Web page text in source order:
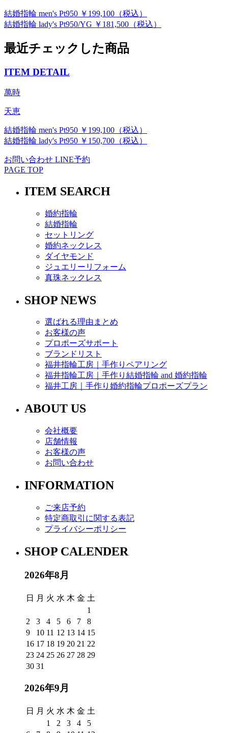
結婚指輪 men's Pt950 ￥199,100（税込）
結婚指輪 lady's Pt950/YG ￥181,500（税込）
最近チェックした商品
ITEM DETAIL
萬時
天恵
結婚指輪 men's Pt950 ￥199,100（税込）
結婚指輪 lady's Pt950 ￥150,700（税込）
お問い合わせ LINE予約
PAGE TOP
ITEM SEARCH
婚約指輪
結婚指輪
セットリング
婚約ネックレス
ダイヤモンド
ジュエリーリフォーム
真珠ネックレス
SHOP NEWS
選ばれる理由まとめ
お客様の声
プロポーズサポート
ブランドリスト
福井指輪工房｜手作りペアリング
福井指輪工房｜手作り結婚指輪 and 婚約指輪
福井工房｜手作り婚約指輪プロポーズプラン
ABOUT US
会社概要
店舗情報
お客様の声
お問い合わせ
INFORMATION
ご来店予約
特定商取引に関する表記
プライバシーポリシー
SHOP CALENDER
2026年8月
日 月 火 水 木 金 土
1
2
3 4 5 6 7
8
9
10 11 12 13 14 15
16 17 18 19 20 21 22
23 24 25 26 27 28 29
30 31
2026年9月
日 月 火 水 木 金 土
1
2 3 4
5